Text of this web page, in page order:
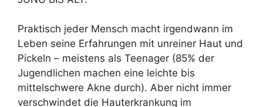
Praktisch jeder Mensch macht irgendwann im
Leben seine Erfahrungen mit unreiner Haut und
Pickeln – meistens als Teenager (85% der
Jugendlichen machen eine leichte bis
mittelschwere Akne durch). Aber nicht immer
verschwindet die Hauterkrankung im